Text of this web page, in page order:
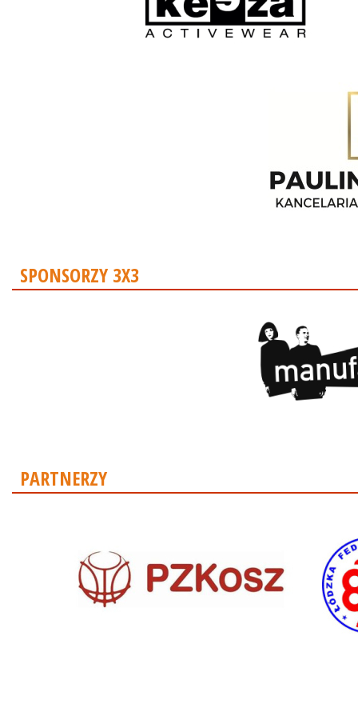
SPONSORZY 3X3
PARTNERZY